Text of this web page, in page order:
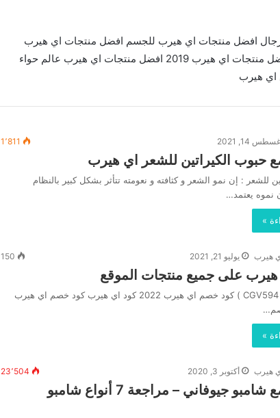
افضل منتجات اي هيرب للجسم افضل منتجات اي هيرب
للتبييض افضل منتجات اي هيرب للبشره الدهنية افضل منتجات اي هيرب 2019 افضل منتجات اي هيرب عالم حواء
اي هيرب
14, 2021 1٬811
حبوب الكيراتين للشعر اي هيرب
للشعر : إن نمو الشعر و كثافته و نعومته تتأثر بشكل كبير بالنظام
نموه يعتمد…
»
هيرب يوليو 21, 2021 150
على جميع منتجات الموقع
انسخ الكود ( CGV594 ) كود خصم اي هيرب 2022 كود اي هيرب كود خصم اي هيرب
»
هيرب أكتوبر 3, 2020 23٬504
تجربتي مع شامبو جيوفاني – مراجعة 7 أنواع شامبو